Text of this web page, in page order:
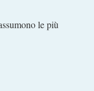
le più